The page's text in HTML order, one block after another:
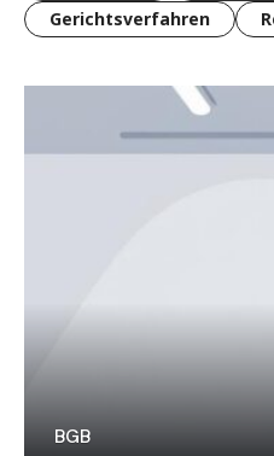
Gerichtsverfahren
BGB